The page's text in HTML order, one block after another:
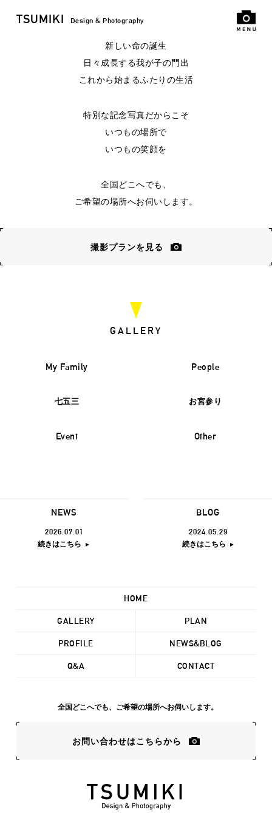
TSUMIKI Design & Photography
新しい命の誕生
日々成長する我が子の門出
これから始まるふたりの生活
特別な記念写真だからこそ
いつもの場所で
いつもの笑顔を
全国どこへでも、
ご希望の場所へお伺いします。
撮影プランを見る
GALLERY
My Family People
七五三 お宮参り
Event Other
NEWS
2026.07.01
続きはこちら
BLOG
2024.05.29
続きはこちら
HOME
GALLERY PLAN
PROFILE NEWS&BLOG
Q&A CONTACT
全国どこへでも、ご希望の場所へお伺いします。
お問い合わせはこちらから